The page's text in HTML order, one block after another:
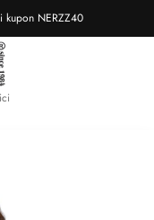
kupon NERZZ40